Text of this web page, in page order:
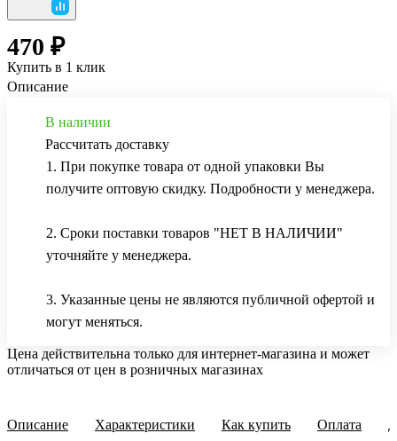
470 ₽
Купить в 1 клик
Описание
В наличии
Рассчитать доставку
1. При покупке товара от одной упаковки Вы
получите оптовую скидку. Подробности у менеджера.
2. Сроки поставки товаров "НЕТ В НАЛИЧИИ"
уточняйте у менеджера.
3. Указанные цены не являются публичной офертой и
могут меняться.
Цена действительна только для интернет-магазина и может
отличаться от цен в розничных магазинах
Описание Характеристики Как купить Оплата